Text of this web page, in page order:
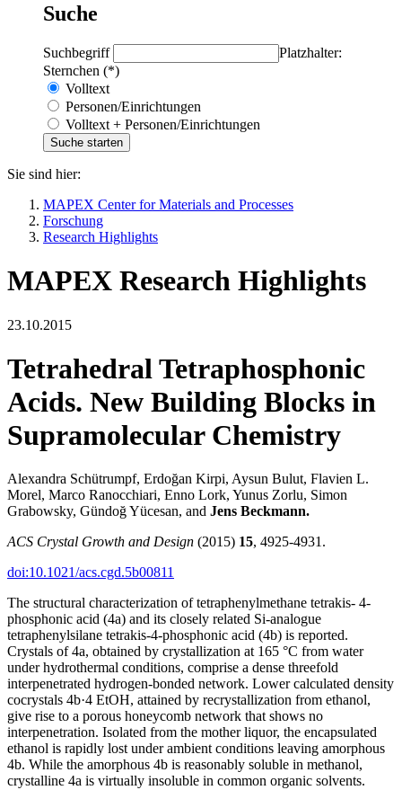
Suche
Suchbegriff
Platzhalter:
Sternchen (*)
Volltext
Personen/Einrichtungen
Volltext + Personen/Einrichtungen
Sie sind hier:
MAPEX Center for Materials and Processes
Forschung
Research Highlights
MAPEX Research Highlights
23.10.2015
Tetrahedral Tetraphosphonic
Acids. New Building Blocks in
Supramolecular Chemistry
Alexandra Schütrumpf, Erdoğan Kirpi, Aysun Bulut, Flavien L.
Morel, Marco Ranocchiari, Enno Lork, Yunus Zorlu, Simon
Grabowsky, Gündoğ Yücesan, and Jens Beckmann.
ACS Crystal Growth and Design (2015) 15, 4925-4931.
doi:10.1021/acs.cgd.5b00811
The structural characterization of tetraphenylmethane tetrakis- 4-
phosphonic acid (4a) and its closely related Si-analogue
tetraphenylsilane tetrakis-4-phosphonic acid (4b) is reported.
Crystals of 4a, obtained by crystallization at 165 °C from water
under hydrothermal conditions, comprise a dense threefold
interpenetrated hydrogen-bonded network. Lower calculated density
cocrystals 4b·4 EtOH, attained by recrystallization from ethanol,
give rise to a porous honeycomb network that shows no
interpenetration. Isolated from the mother liquor, the encapsulated
ethanol is rapidly lost under ambient conditions leaving amorphous
4b. While the amorphous 4b is reasonably soluble in methanol,
crystalline 4a is virtually insoluble in common organic solvents.